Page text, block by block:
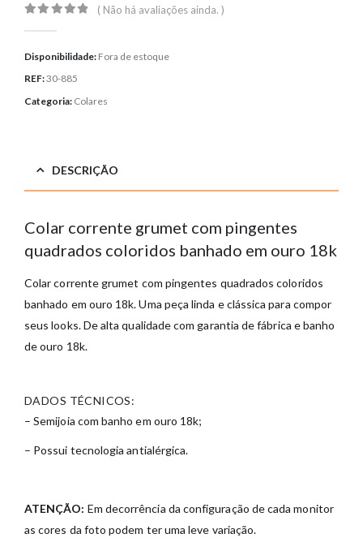
( Não há avaliações ainda. )
Disponibilidade: Fora de estoque
REF:30-885
Categoria: Colares
DESCRIÇÃO
Colar corrente grumet com pingentes
quadrados coloridos banhado em ouro 18k
Colar corrente grumet com pingentes quadrados coloridos
banhado em ouro 18k. Uma peça linda e clássica para compor
seus looks. De alta qualidade com garantia de fábrica e banho
de ouro 18k.
DADOS TÉCNICOS:
– Semijoia com banho em ouro 18k;
– Possui tecnologia antialérgica.
ATENÇÃO: Em decorrência da configuração de cada monitor
as cores da foto podem ter uma leve variação.